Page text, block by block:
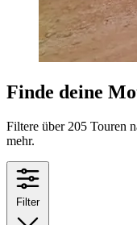
Finde deine
Filtere über 205 Touren
mehr.
Filter